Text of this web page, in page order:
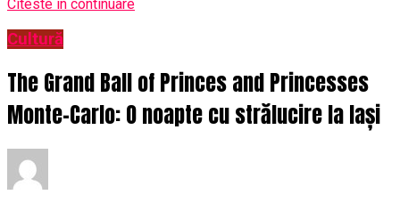
Citeste in continuare
Cultură
The Grand Ball of Princes and Princesses
Monte-Carlo: O noapte cu strălucire la Iași